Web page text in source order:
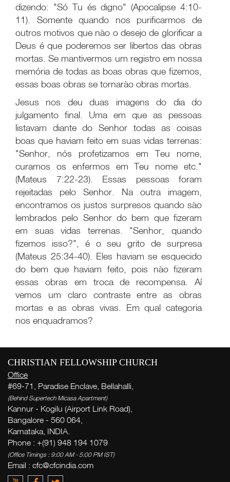
dizendo: "Só Tu és digno" (Apocalipse 4:10-
11). Somente quando nos purificarmos de
outros motivos que não o desejo de glorificar a
Deus é que poderemos ser libertos das obras
mortas. Se mantivermos um registro em nossa
memória de todas as boas obras que fizemos,
essas boas obras se tornarão obras mortas.
Jesus nos deu duas imagens do dia do
julgamento final. Uma em que as pessoas
listavam diante do Senhor todas as coisas
boas que haviam feito em suas vidas terrenas:
"Senhor, nós profetizamos em Teu nome,
curamos os enfermos em Teu nome etc."
(Mateus 7:22-23). Essas pessoas foram
rejeitadas pelo Senhor. Na outra imagem,
encontramos os justos surpresos quando são
lembrados pelo Senhor do bem que fizeram
em suas vidas terrenas. "Senhor, quando
fizemos isso?", é o seu grito de surpresa
(Mateus 25:34-40). Eles haviam se esquecido
do bem que haviam feito, pois não fizeram
essas obras em troca de recompensa. Aí
vemos um claro contraste entre as obras
mortas e as obras vivas. Em qual categoria
nos enquadramos?
CHRISTIAN FELLOWSHIP CHURCH
Office
#69-71, Paradise Enclave, Bellahalli,
(Behind Supertech Micasa Apartment)
Kannur - Kogilu (Airport Link Road),
Bangalore - 560 064,
Karnataka, INDIA.
Phone : +(91) 948 194 1079
(Office Timings : 9:00 AM - 5:00 PM IST)
Email : cfc@cfcindia.com